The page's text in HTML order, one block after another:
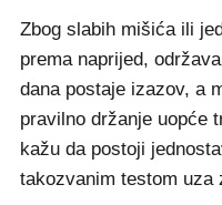
Zbog slabih mišića ili
prema naprijed,
dana postaje izazov, a
pravilno držanje uopće
kažu da postoji
takozvanim testom uza